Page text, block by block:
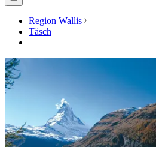
Region Wallis
Täsch